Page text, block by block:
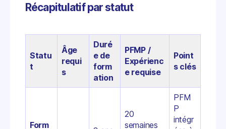
Récapitulatif par statut
Statu
t
Âge
requi
s
Duré
e de
form
ation
PFMP /
Expérienc
e requise
Point
s clés
Form
20
semaines
PFM
P
intégr